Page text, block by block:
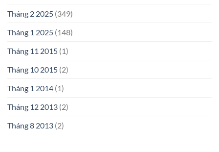
Tháng 2 2025 (349)
Tháng 1 2025 (148)
Tháng 11 2015 (1)
Tháng 10 2015 (2)
Tháng 1 2014 (1)
Tháng 12 2013 (2)
Tháng 8 2013 (2)